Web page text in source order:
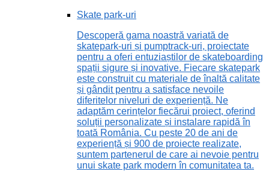
Skate park-uri
Descoperă gama noastră variată de
skatepark-uri și pumptrack-uri, proiectate
pentru a oferi entuziaștilor de skateboarding
spații sigure și inovative. Fiecare skatepark
este construit cu materiale de înaltă calitate
și gândit pentru a satisface nevoile
diferitelor niveluri de experiență. Ne
adaptăm cerințelor fiecărui proiect, oferind
soluții personalizate și instalare rapidă în
toată România. Cu peste 20 de ani de
experiență și 900 de proiecte realizate,
suntem partenerul de care ai nevoie pentru
unui skate park modern în comunitatea ta.